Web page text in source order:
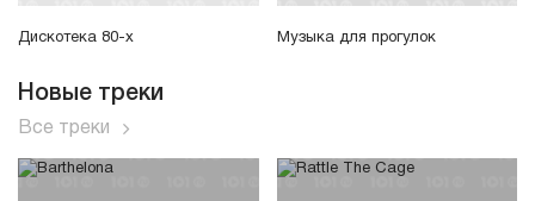
Дискотека 80-х Музыка для прогулок
Новые треки
Все треки